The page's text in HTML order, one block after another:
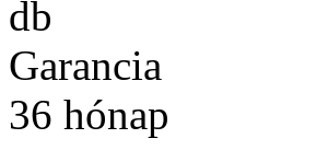
db
Garancia
36 hónap